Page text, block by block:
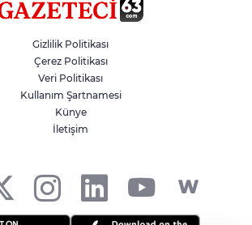
Çok Sayıda Ürün Ele Geçirildi
Taş Tepelere Yurt Dışı Tanıtımı
Gizlilik Politikası
Çerez Politikası
Veri Politikası
Kullanım Şartnamesi
Künye
İletişim